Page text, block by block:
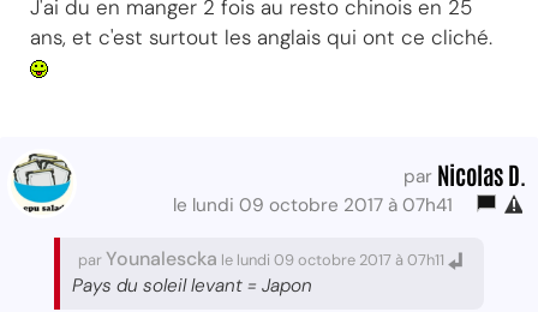
J'ai du en manger 2 fois au resto chinois en 25
ans, et c'est surtout les anglais qui ont ce cliché.
par Nicolas D.
le lundi 09 octobre 2017 à 07h41
parYounalescka le lundi 09 octobre 2017 à 07h11
Pays du soleil levant = Japon